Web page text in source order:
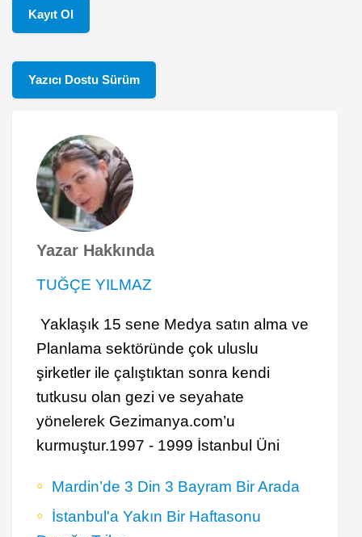
Kayıt Ol
Yazıcı Dostu Sürüm
Yazar Hakkında
TUĞÇE YILMAZ
Yaklaşık 15 sene Medya satın alma ve
Planlama sektöründe çok uluslu
şirketler ile çalıştıktan sonra kendi
tutkusu olan gezi ve seyahate
yönelerek Gezimanya.com’u
kurmuştur.1997 - 1999 İstanbul Üni
Mardin’de 3 Din 3 Bayram Bir Arada
İstanbul'a Yakın Bir Haftasonu